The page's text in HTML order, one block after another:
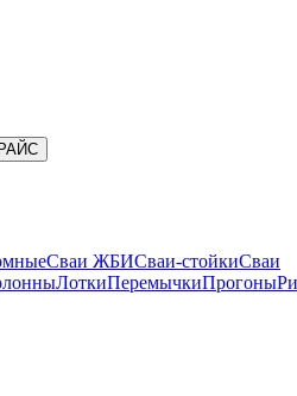
Сваи ЖБИСваи-стойкиСваи
ЛоткиПеремычкиПрогоны